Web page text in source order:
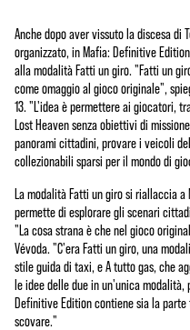
Anche dopo aver vissuto la discesa di
organizzato, in Mafia: Definitive
alla modalità Fatti un giro. "Fatti un
come omaggio al gioco originale",
13. "L'idea è permettere ai giocatori,
Lost Heaven senza obiettivi di
panorami cittadini, provare i veicoli
collezionabili sparsi per il mondo di
La modalità Fatti un giro si riallaccia a
permette di esplorare gli scenari
"La cosa strana è che nel gioco
Vévoda. "C'era Fatti un giro, una
stile guida di taxi, e A tutto gas, che
le idee delle due in un'unica
Definitive Edition contiene sia la
scovare."